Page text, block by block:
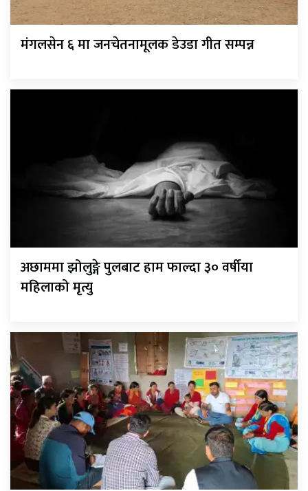
मंगलसेन ६ मा जनचेतनामूलक डेउडा गीत सम्पन्न
अछाममा झोलुङ्गे पुलबाट हाम फाल्दा ३० वर्षीया
महिलाको मृत्यु